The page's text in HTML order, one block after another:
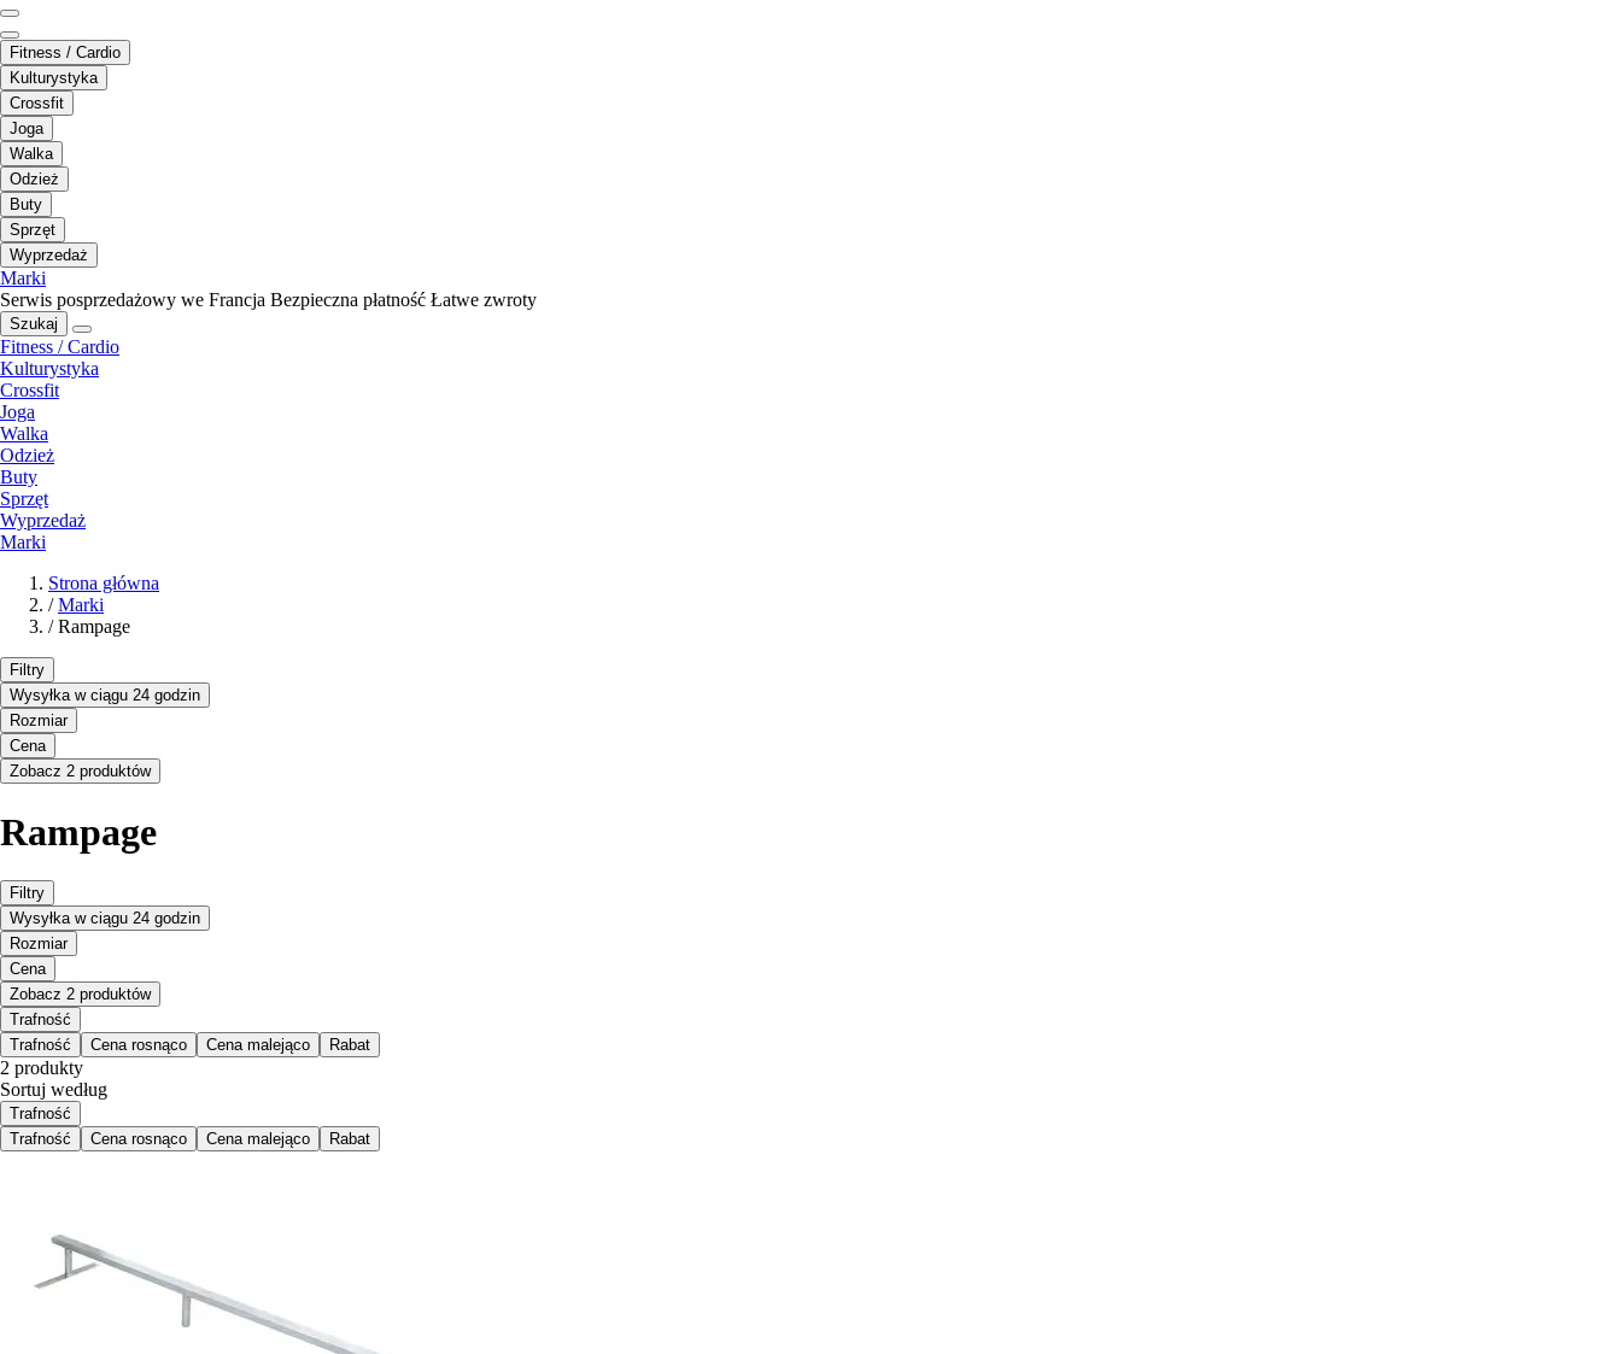
Fitness / Cardio
Kulturystyka
Crossfit
Joga
Walka
Odzież
Buty
Sprzęt
Wyprzedaż
Marki
Serwis posprzedażowy we Francja Bezpieczna płatność Łatwe zwroty
Szukaj
Fitness / Cardio
Kulturystyka
Crossfit
Joga
Walka
Odzież
Buty
Sprzęt
Wyprzedaż
Marki
Strona główna
/ Marki
/ Rampage
Filtry
Wysyłka w ciągu 24 godzin
Rozmiar
Cena
Zobacz 2 produktów
Rampage
Filtry
Wysyłka w ciągu 24 godzin
Rozmiar
Cena
Zobacz 2 produktów
Trafność
Trafność
Cena rosnąco Cena malejąco Rabat
2 produkty
Sortuj według
Trafność
Trafność
Cena rosnąco Cena malejąco Rabat